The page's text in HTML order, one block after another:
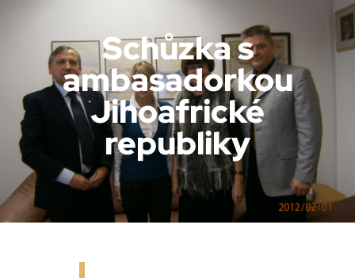
Schůzka s
ambasadorkou
Jihoafrické
republiky